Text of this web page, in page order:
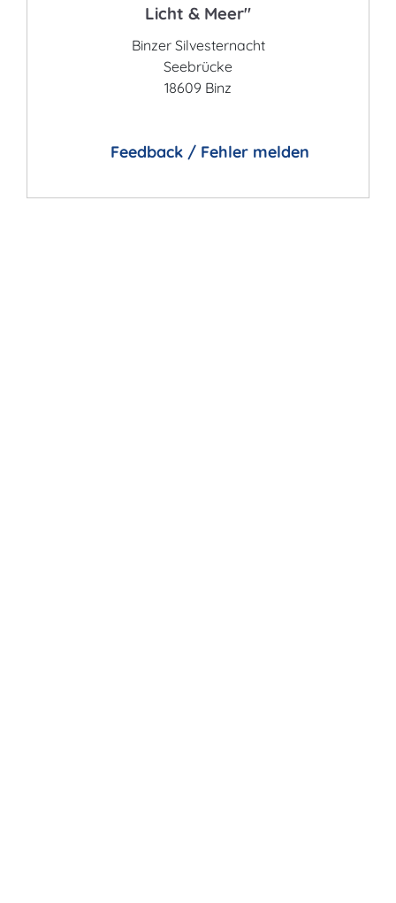
Licht & Meer"
Binzer Silvesternacht
Seebrücke
18609 Binz
Feedback / Fehler melden